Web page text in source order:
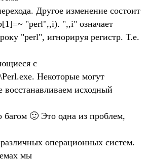
Другое изменение состоит
"perl",,i). ",,i" означает
"perl", игнорируя регистр. Т.е.
с
Некоторые могут
восстанавливаем исходный
багом 🙂 Это одна из проблем,
операционных систем.
мы